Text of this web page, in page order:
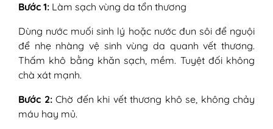
Bước 1: Làm sạch vùng da tổn thương
Dùng nước muối sinh lý hoặc nước đun sôi để nguội
để nhẹ nhàng vệ sinh vùng da quanh vết thương.
Thấm khô bằng khăn sạch, mềm. Tuyệt đối không
chà xát mạnh.
Bước 2: Chờ đến khi vết thương khô se, không chảy
máu hay mủ.